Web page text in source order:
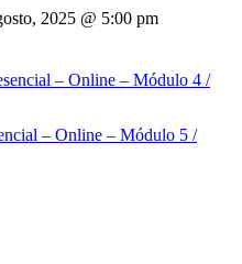
2025 @ 5:00 pm
– Online – Módulo 4 /
– Online – Módulo 5 /